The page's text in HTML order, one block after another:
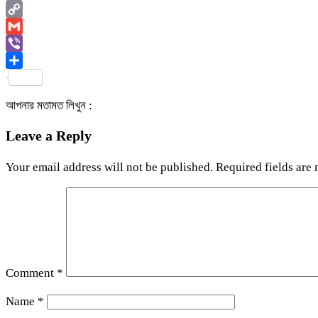
Email
Copy
Link
Gmail
Viber
আপনার মতামত লিখুন :
Leave a Reply
Your email address will not be published. Required fields are
Comment *
Name *